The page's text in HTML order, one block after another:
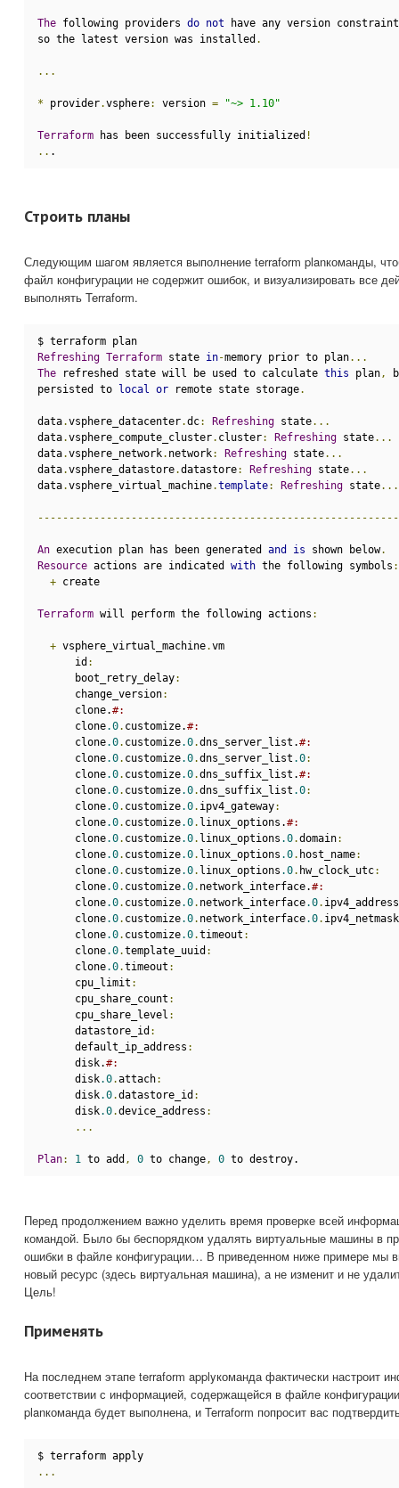
The following providers do not have any version
so the latest version was installed .
...
* provider.vsphere: version = "~> 1.10"
Terraform has been successfully initialized !
.. .
Строить планы
Следующим шагом является выполнение terraform planкоманды,
файл конфигурации не содержит ошибок, и визуализировать все
выполнять Terraform.
$ terraform plan
Refreshing Terraform state in-memory prior to plan...
The refreshed state will be used to calculate this plan,
persisted to
local or remote state storage.
data.vsphere_datacenter.dc: Refreshing state...
data.vsphere_compute_cluster. cluster: Refreshing state...
data.vsphere_network. network: Refreshing state...
data.vsphere_datastore.datastore: Refreshing state...
data.vsphere_virtual_machine.template: Refreshing state...
An execution plan has been generated and is shown below.
Resource actions are indicated with the following symbols :
+ create
Terraform will perform the following actions :
+ vsphere_virtual_machine.vm
id :
boot_retry_delay:
change_version:
clone.#:
clone.0. customize.#:
clone.0. customize.0.dns_server_list.#:
clone.0. customize.0.dns_server_list .0:
clone.0. customize.0.dns_suffix_list.#:
clone.0. customize.0.dns_suffix_list .0:
clone.0. customize.0. ipv4_gateway:
clone.0. customize.0. linux_options.#:
clone.0. customize.0. linux_options .0.domain:
clone.0. customize.0. linux_options .0. host_name:
clone.0. customize.0. linux_options .0. hw_clock_utc:
clone.0. customize.0. network_interface.#:
clone.0. customize.0. network_interface.0. ipv4_address
clone.0. customize.0. network_interface.0. ipv4_netmask
clone.0. customize.0.timeout :
clone.0.template_uuid :
clone.0.timeout :
cpu_limit :
cpu_share_count :
cpu_share_level :
datastore_id :
default_ip_address :
disk.#:
disk.0.attach:
disk.0.datastore_id :
disk.0.device_address :
...
Plan: 1 to add , 0 to change, 0 to destroy.
Перед продолжением важно уделить время проверке всей
командой. Было бы беспорядком удалять виртуальные машины в
ошибки в файле конфигурации… В приведенном ниже примере мы
новый ресурс (здесь виртуальная машина), а не изменит и не
Цель!
Применять
На последнем этапе terraform applyкоманда фактически настроит
соответствии с информацией, содержащейся в файле
planкоманда будет выполнена, и Terraform попросит вас
$ terraform apply
...